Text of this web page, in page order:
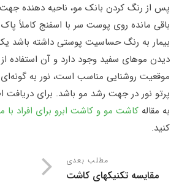
پس از رنگ کردن بانک مو، ناحیه دهنده جهت
باقی مانده روی پوست سر با اسفنج کاملاً
بیمار به رنگ حساسیت پوستی داشته باشد
دیدن موهای سفید وجود دارد و آن استفاده
موقعیت روشنایی مناسب است، نور به
پرتو نور در جهت رشد مو باشد. برای دریافت
به مقاله کاشت مو و کاشت ابرو برای افراد با
کنید.
مطلب بعدی
مقایسه تکنیکهای کاشت